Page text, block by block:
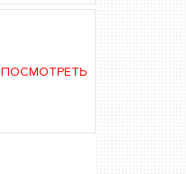
ПОСМОТРЕТЬ